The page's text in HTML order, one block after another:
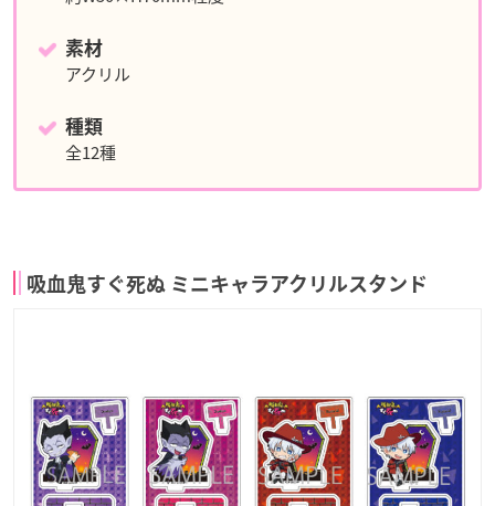
素材
アクリル
種類
全12種
吸血鬼すぐ死ぬ ミニキャラアクリルスタンド